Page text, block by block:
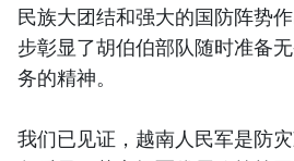
民族大团结和强大的国防阵势
步彰显了胡伯伯部队随时准备
务的精神。
我们已见证，越南人民军是防